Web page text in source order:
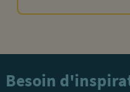
Besoin